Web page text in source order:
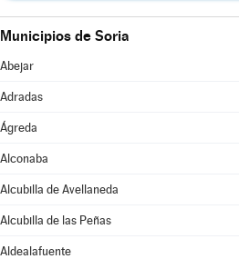
Municipios de Soria
Abejar
Adradas
Ágreda
Alconaba
Alcubilla de Avellaneda
Alcubilla de las Peñas
Aldealafuente